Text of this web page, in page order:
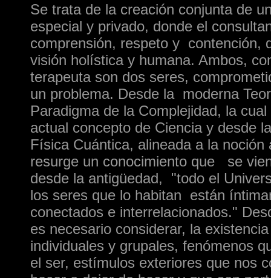
Se trata de la creación conjunta de
especial y privado, donde el
comprensión, respeto y contención,
visión holística y humana. Ambos,
terapeuta son dos seres,
un problema. Desde la moderna
Paradigma de la Complejidad, la
actual concepto de Ciencia y desde
Física Cuántica, alineada a la noción
resurge un conocimiento que se
desde la antigüedad, "todo el
los seres que lo habitan están
conectados e interrelacionados."
es necesario considerar, la
individuales y grupales, fenómenos
el ser, estímulos exteriores que nos